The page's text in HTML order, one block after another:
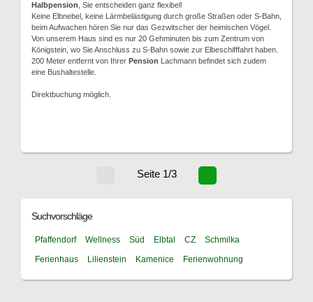
Halbpension , Sie entscheiden ganz flexibel!
Keine Elbnebel, keine Lärmbelästigung durch große Straßen oder S-Bahn,
beim Aufwachen hören Sie nur das Gezwitscher der heimischen Vögel.
Von unserem Haus sind es nur 20 Gehminuten bis zum Zentrum von
Königstein, wo Sie Anschluss zu S-Bahn sowie zur Elbeschifffahrt haben.
200 Meter entfernt von Ihrer Pension Lachmann befindet sich zudem
eine Bushaltestelle.
Direktbuchung möglich.
Seite 1/3
Suchvorschläge
Pfaffendorf Wellness Süd Elbtal CZ
Schmilka
Ferienhaus
Lilienstein Kamenice Ferienwohnung